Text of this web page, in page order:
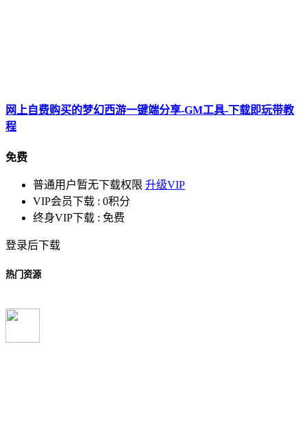
网上自费购买的梦幻西游一键端分享-GM工具-下载即玩带教
程
免费
普通用户暂无下载权限 升级VIP
VIP会员下载 : 0积分
终身VIP下载 : 免费
登录后下载
热门资源